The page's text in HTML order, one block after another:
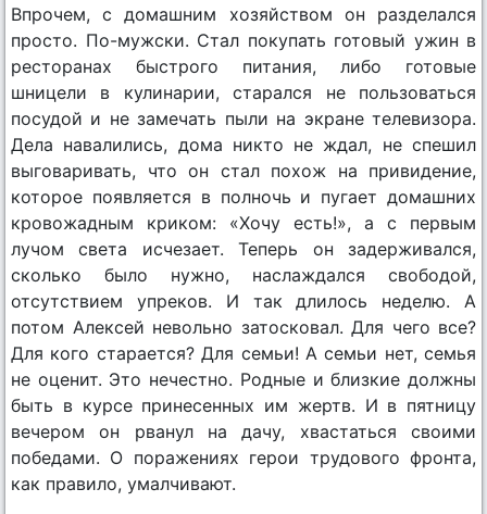
Впрочем, с домашним хозяйством он разделался
просто. По-мужски. Стал покупать готовый ужин в
ресторанах быстрого питания, либо готовые
шницели в кулинарии, старался не пользоваться
посудой и не замечать пыли на экране телевизора.
Дела навалились, дома никто не ждал, не спешил
выговаривать, что он стал похож на привидение,
которое появляется в полночь и пугает домашних
кровожадным криком: «Хочу есть!», а с первым
лучом света исчезает. Теперь он задерживался,
сколько было нужно, наслаждался свободой,
отсутствием упреков. И так длилось неделю. А
потом Алексей невольно затосковал. Для чего все?
Для кого старается? Для семьи! А семьи нет, семья
не оценит. Это нечестно. Родные и близкие должны
быть в курсе принесенных им жертв. И в пятницу
вечером он рванул на дачу, хвастаться своими
победами. О поражениях герои трудового фронта,
как правило, умалчивают.